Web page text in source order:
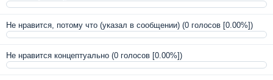
Не нравится, потому что (указал в сообщении) (0 голосов [0.00%])
Не нравится концептуально (0 голосов [0.00%])